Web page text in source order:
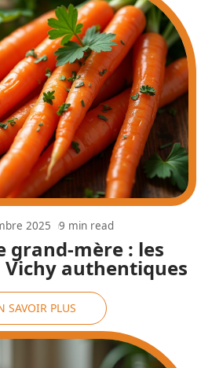
grand-mère : les
authentiques
2025 9 min read
SAVOIR PLUS